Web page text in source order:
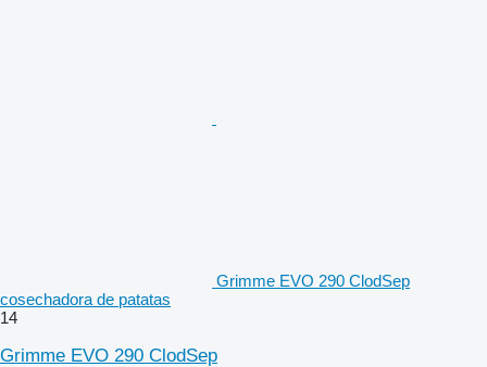
Grimme EVO 290 ClodSep
cosechadora de patatas
14
Grimme EVO 290 ClodSep